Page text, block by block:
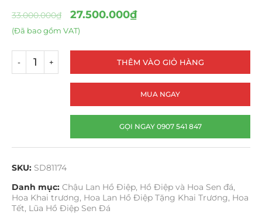
33.000.000₫ 27.500.000₫
(Đã bao gồm VAT)
THÊM VÀO GIỎ HÀNG
MUA NGAY
GỌI NGAY 0907 541 847
SKU: SD81174
Danh mục: Chậu Lan Hồ Điệp, Hồ Điệp và Hoa Sen đá,
Hoa Khai trương, Hoa Lan Hồ Điệp Tặng Khai Trương, Hoa
Tết, Lũa Hồ Điệp Sen Đá